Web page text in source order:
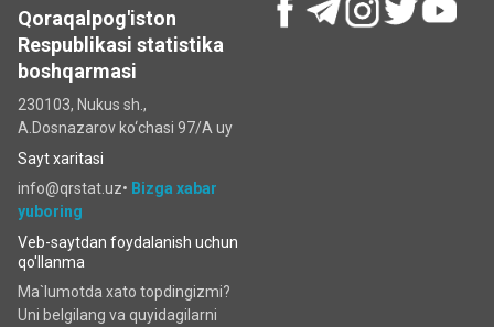
Qoraqalpog'iston
Respublikasi statistika
boshqarmasi
230103, Nukus sh.,
A.Dosnazarov ko‘chаsi 97/A uy
Sayt xaritasi
info@qrstat.uz• Bizga xabar
yuboring
Veb-saytdan foydalanish uchun
qo'llanma
Ma`lumotda xato topdingizmi?
Uni belgilang va quyidagilarni